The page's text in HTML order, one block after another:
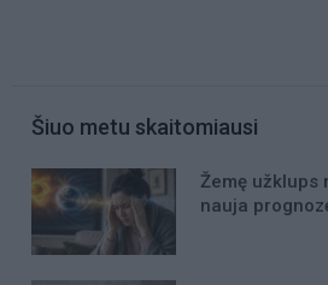
Šiuo metu skaitomiausi
Žemę užklups
nauja